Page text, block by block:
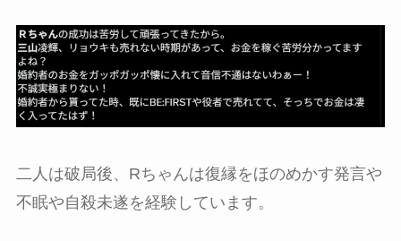
二人は破局後、Rちゃんは復縁をほのめかす発言や
不眠や自殺未遂を経験しています。